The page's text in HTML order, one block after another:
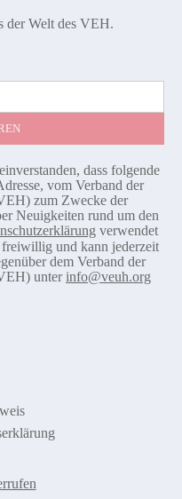
der Welt des VEH.
dass folgende
vom Verband der
zum Zwecke der
Neuigkeiten rund um den
verwendet
und kann jederzeit
dem Verband der
unterinfo@veuh.org